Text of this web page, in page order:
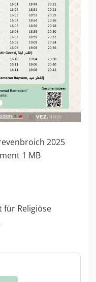
2025
1 MB
für Religiöse